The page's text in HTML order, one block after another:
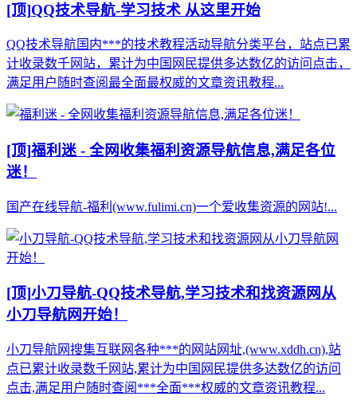
[顶]QQ技术导航-学习技术 从这里开始
QQ技术导航国内***的技术教程活动导航分类平台，站点已累
计收录数千网站，累计为中国网民提供多达数亿的访问点击，
满足用户随时查阅最全面最权威的文章资讯教程...
[顶]福利迷 - 全网收集福利资源导航信息,满足各位
迷！
国产在线导航-福利(www.fulimi.cn)一个爱收集资源的网站!...
[顶]小刀导航-QQ技术导航,学习技术和找资源网从
小刀导航网开始！
小刀导航网搜集互联网各种***的网站网址,(www.xddh.cn),站
点已累计收录数千网站,累计为中国网民提供多达数亿的访问
点击,满足用户随时查阅***全面***权威的文章资讯教程...